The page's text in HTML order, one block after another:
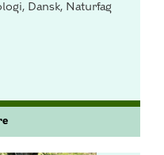
Dansk, Naturfag